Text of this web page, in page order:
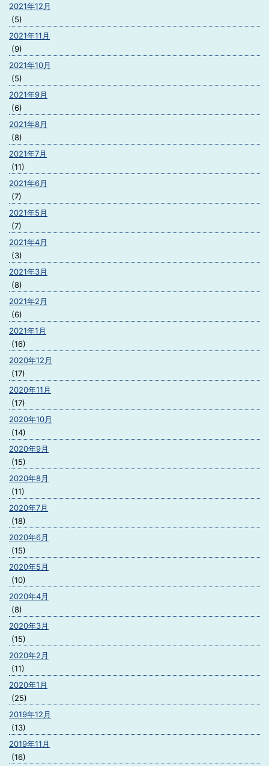
2021年12月
(5)
2021年11月
(9)
2021年10月
(5)
2021年9月
(6)
2021年8月
(8)
2021年7月
(11)
2021年6月
(7)
2021年5月
(7)
2021年4月
(3)
2021年3月
(8)
2021年2月
(6)
2021年1月
(16)
2020年12月
(17)
2020年11月
(17)
2020年10月
(14)
2020年9月
(15)
2020年8月
(11)
2020年7月
(18)
2020年6月
(15)
2020年5月
(10)
2020年4月
(8)
2020年3月
(15)
2020年2月
(11)
2020年1月
(25)
2019年12月
(13)
2019年11月
(16)